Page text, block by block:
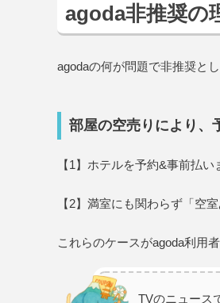
agoda非推奨の
agodaの何が問題で非推奨と
部屋の空売りにより、
【1】ホテルを予約&事前払
【2】満室にも関わらず「空
これらのケースがagoda利用
TVのニュース